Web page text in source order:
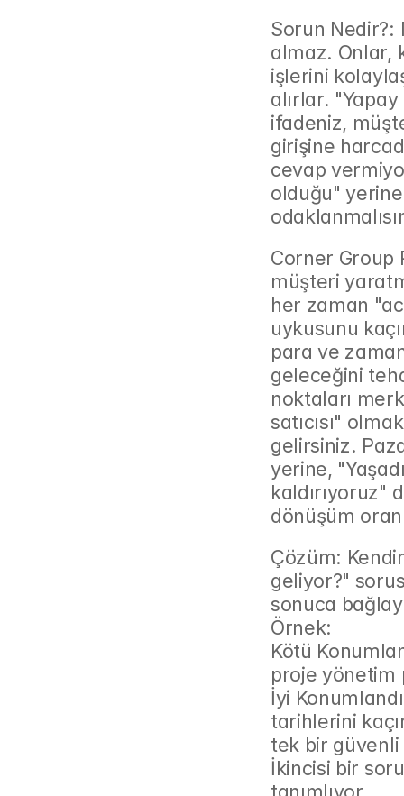
Sorun Nedir?:
almaz. Onlar,
işlerini
alırlar.
ifadeniz,
girişine
cevap
olduğu"
Corner Group
müşteri
her zaman
uykusunu
para ve
geleceğini
noktaları
satıcısı"
gelirsiniz.
yerine,
kaldırıyoruz"
dönüşüm
Çözüm:
geliyor?"
sonuca
Örnek:
Kötü
proje yönetim
İyi
tarihlerini
tek bir
İkincisi bir